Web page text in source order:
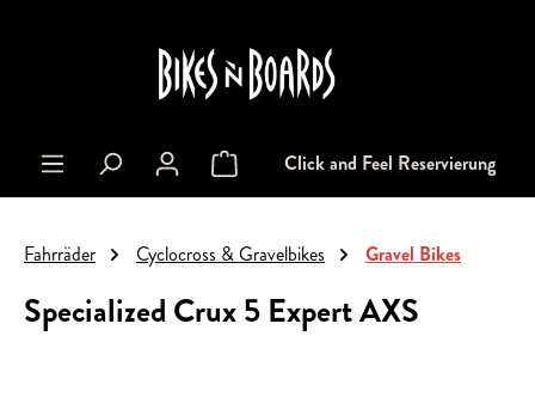
Warenkorb enthält 0 Positionen. Der
Click and Feel Reservierung
Fahrräder Cyclocross & Gravelbikes Gravel Bikes
Specialized Crux 5 Expert AXS